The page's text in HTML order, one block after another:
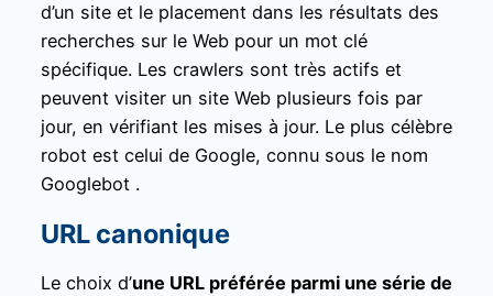
d’un site et le placement dans les résultats des
recherches sur le Web pour un mot clé
spécifique. Les crawlers sont très actifs et
peuvent visiter un site Web plusieurs fois par
jour, en vérifiant les mises à jour. Le plus célèbre
robot est celui de Google, connu sous le nom
Googlebot .
URL canonique
Le choix d’une URL préférée parmi une série de